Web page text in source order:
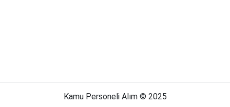
Kamu Personeli Alım © 2025